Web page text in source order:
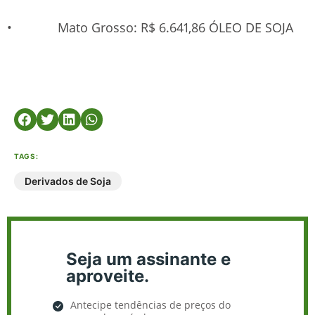
• Mato Grosso: R$ 6.641,86 ÓLEO DE SOJA
TAGS:
Derivados de Soja
Seja um assinante e
aproveite.
Antecipe tendências de preços do